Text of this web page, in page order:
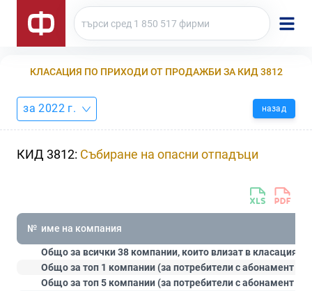
КЛАСАЦИЯ ПО ПРИХОДИ ОТ ПРОДАЖБИ ЗА КИД 3812
за 2022 г. назад
КИД 3812: Събиране на опасни отпадъци
№ име на компания
Общо за всички 38 компании, които влизат в класацията:
Общо за топ 1 компании (за потребители с абонамент
Общо за топ 5 компании (за потребители с абонамент